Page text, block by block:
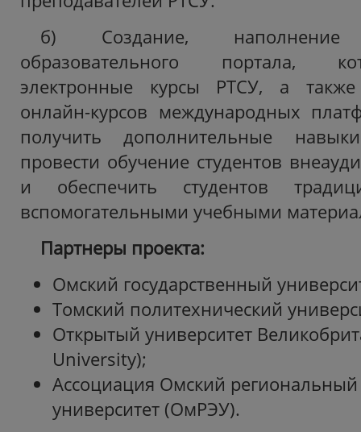
б) Создание,
образовательного портала,
электронные курсы РТСУ, а также
онлайн-курсов международных
получить дополнительные
провести обучение студентов
и обеспечить студентов
вспомогательными учебными
Партнеры проекта:
Омский государственный
Томский политехнический
Открытый университет
University);
Ассоциация Омский
университет (ОмРЭУ).